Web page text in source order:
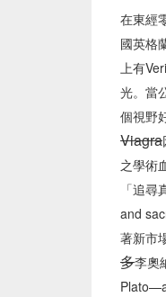
在東經
國英格
上有
光。當
個視野
Viagra
之學術
「追
and
著新市
多李奧